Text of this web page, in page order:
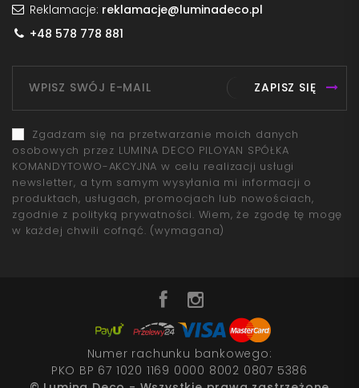
Reklamacje: reklamacje@luminadeco.pl
+48 578 778 881
ZAPISZ SIĘ
Zgadzam się na przetwarzanie moich danych
osobowych przez LUMINA DECO PILOYAN SPÓŁKA
KOMANDYTOWO-AKCYJNA w celu realizacji usługi
newsletter, a tym samym wysyłania mi informacji o
produktach, usługach, promocjach lub nowościach,
zgodnie z polityką prywatności. Wiem, że zgodę tę mogę
w każdej chwili cofnąć. (wymagana)
Numer rachunku bankowego:
PKO BP 67 1020 1169 0000 8002 0807 5386